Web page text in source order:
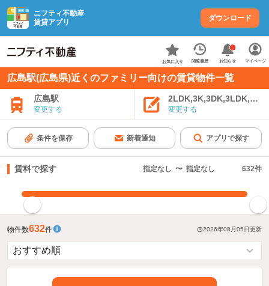
ニフティ不動産
賃貸アプリ
ダウンロード
お気に入り 閲覧履歴 お知らせ マイページ
広島駅(広島県)近くのファミリー向けの賃貸物件一覧
広島駅
変更する 変更する
条件を保存 新着通知 アプリで探す
賃料で探す 指定なし 〜 指定なし 632件
物件数632件 2026年08月05日更新